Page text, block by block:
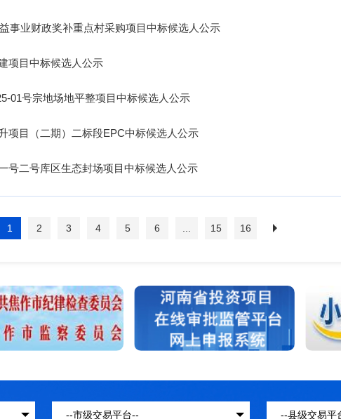
事业财政奖补重点村采购项目中标候选人公示
项目中标候选人公示
01号宗地场地平整项目中标候选人公示
项目（二期）二标段EPC中标候选人公示
号二号库区生态封场项目中标候选人公示
1 2 3 4 5 6 15 16